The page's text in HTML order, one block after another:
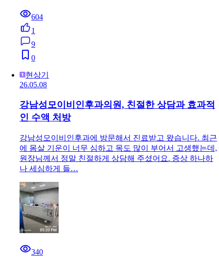
604
1
9
0
현상기
26.05.08
강남성모이비인후과의원, 친절한 상담과 효과적
인 수액 처방
강남성모이비인후과에 방문해서 진료받고 왔습니다. 최근
에 몸살 기운이 너무 심하고 목도 많이 부어서 고생했는데,
원장님께서 정말 친절하게 상담해 주셨어요. 증상 하나하
나 세심하게 들…
340